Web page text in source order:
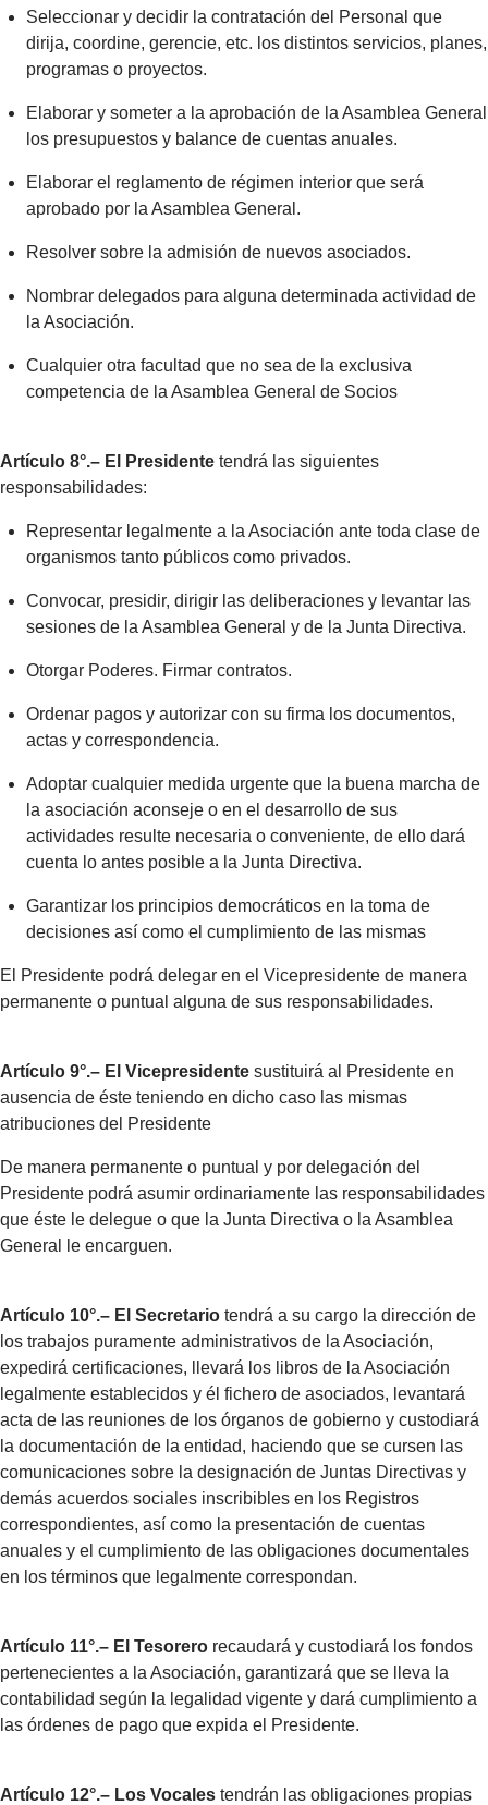
Seleccionar y decidir la contratación del Personal que
dirija, coordine, gerencie, etc. los distintos servicios, planes,
programas o proyectos.
Elaborar y someter a la aprobación de la Asamblea General
los presupuestos y balance de cuentas anuales.
Elaborar el reglamento de régimen interior que será
aprobado por la Asamblea General.
Resolver sobre la admisión de nuevos asociados.
Nombrar delegados para alguna determinada actividad de
la Asociación.
Cualquier otra facultad que no sea de la exclusiva
competencia de la Asamblea General de Socios
Artículo 8°.– El Presidente tendrá las siguientes
responsabilidades:
Representar legalmente a la Asociación ante toda clase de
organismos tanto públicos como privados.
Convocar, presidir, dirigir las deliberaciones y levantar las
sesiones de la Asamblea General y de la Junta Directiva.
Otorgar Poderes. Firmar contratos.
Ordenar pagos y autorizar con su firma los documentos,
actas y correspondencia.
Adoptar cualquier medida urgente que la buena marcha de
la asociación aconseje o en el desarrollo de sus
actividades resulte necesaria o conveniente, de ello dará
cuenta lo antes posible a la Junta Directiva.
Garantizar los principios democráticos en la toma de
decisiones así como el cumplimiento de las mismas
El Presidente podrá delegar en el Vicepresidente de manera
permanente o puntual alguna de sus responsabilidades.
Artículo 9°.– El Vicepresidente sustituirá al Presidente en
ausencia de éste teniendo en dicho caso las mismas
atribuciones del Presidente
De manera permanente o puntual y por delegación del
Presidente podrá asumir ordinariamente las responsabilidades
que éste le delegue o que la Junta Directiva o la Asamblea
General le encarguen.
Artículo 10°.– El Secretario tendrá a su cargo la dirección de
los trabajos puramente administrativos de la Asociación,
expedirá certificaciones, llevará los libros de la Asociación
legalmente establecidos y él fichero de asociados, levantará
acta de las reuniones de los órganos de gobierno y custodiará
la documentación de la entidad, haciendo que se cursen las
comunicaciones sobre la designación de Juntas Directivas y
demás acuerdos sociales inscribibles en los Registros
correspondientes, así como la presentación de cuentas
anuales y el cumplimiento de las obligaciones documentales
en los términos que legalmente correspondan.
Artículo 11°.– El Tesorero recaudará y custodiará los fondos
pertenecientes a la Asociación, garantizará que se lleva la
contabilidad según la legalidad vigente y dará cumplimiento a
las órdenes de pago que expida el Presidente.
Artículo 12°.– Los Vocales tendrán las obligaciones propias